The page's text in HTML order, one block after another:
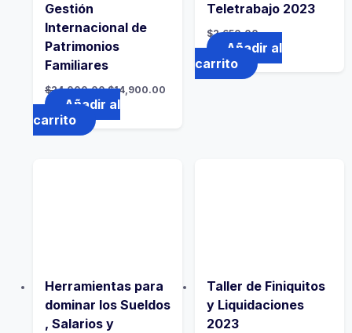
Gestión
Internacional de
Patrimonios
Familiares
$24,000.00 $14,900.00
Añadir al
carrito
Teletrabajo 2023
$2,650.00
Añadir al
carrito
Herramientas para
dominar los Sueldos
, Salarios y
Taller de Finiquitos
y Liquidaciones
2023